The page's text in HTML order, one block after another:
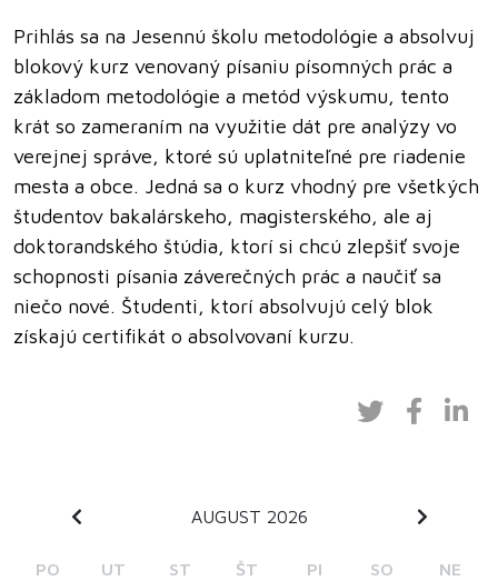
Prihlás sa na Jesennú školu metodológie a absolvuj
blokový kurz venovaný písaniu písomných prác a
základom metodológie a metód výskumu, tento
krát so zameraním na využitie dát pre analýzy vo
verejnej správe, ktoré sú uplatniteľné pre riadenie
mesta a obce. Jedná sa o kurz vhodný pre všetkých
študentov bakalárskeho, magisterského, ale aj
doktorandského štúdia, ktorí si chcú zlepšiť svoje
schopnosti písania záverečných prác a naučiť sa
niečo nové. Študenti, ktorí absolvujú celý blok
získajú certifikát o absolvovaní kurzu.
AUGUST 2026
PO UT ST ŠT PI SO NE